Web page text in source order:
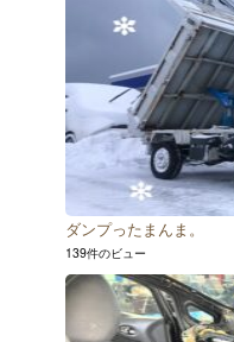
ダンプったまんま。
139件のビュー